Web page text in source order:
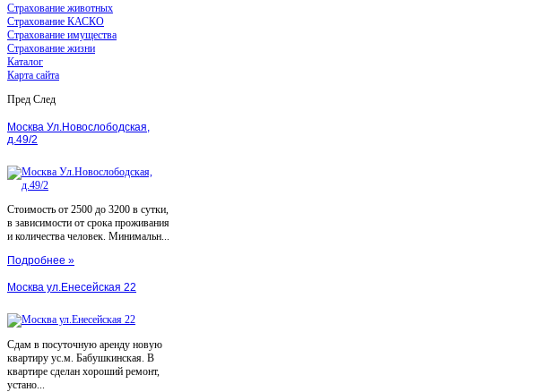
Страхование животных
Страхование КАСКО
Страхование имущества
Страхование жизни
Каталог
Карта сайта
Пред След
Москва Ул.Новослободская,
д.49/2
Стоимость от 2500 до 3200 в сутки,
в зависимости от срока проживания
и количества человек. Минимальн...
Подробнее »
Москва ул.Енесейская 22
Сдам в посуточную аренду новую
квартиру ус.м. Бабушкинская. В
квартире сделан хороший ремонт,
устано...